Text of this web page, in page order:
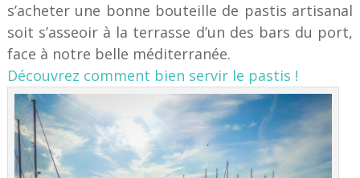
s’acheter une bonne bouteille de pastis artisanal
soit s’asseoir à la terrasse d’un des bars du port,
face à notre belle méditerranée.
Découvrez comment bien servir le pastis !